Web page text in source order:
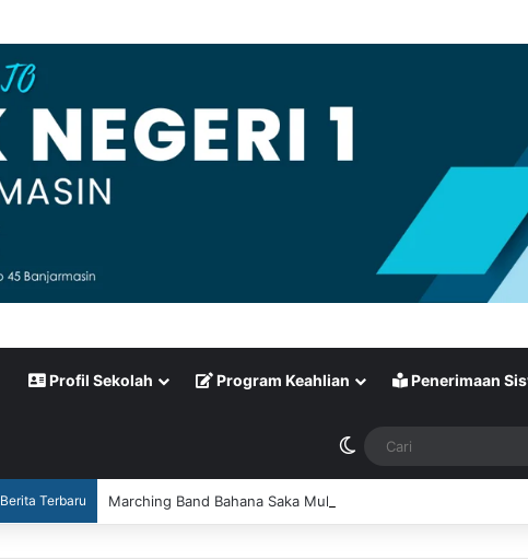
Profil Sekolah Program Keahlian Penerimaan
Switch skin
Berita Terbaru Marching Band Bahana Saka Multitalent SMK Negeri 1